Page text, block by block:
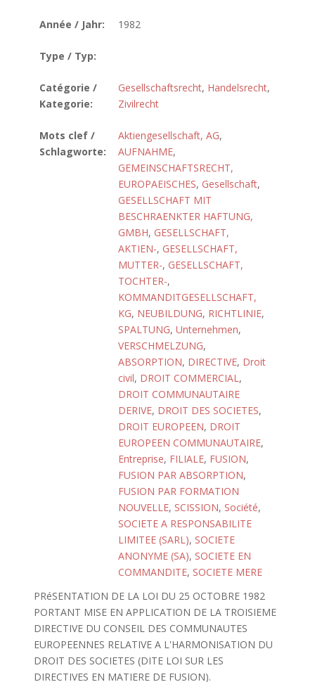
Année / Jahr: 1982
Type / Typ:
Catégorie /
Kategorie:
Gesellschaftsrecht, Handelsrecht,
Zivilrecht
Mots clef /
Schlagworte:
Aktiengesellschaft, AG,
AUFNAHME,
GEMEINSCHAFTSRECHT,
EUROPAEISCHES, Gesellschaft,
GESELLSCHAFT MIT
BESCHRAENKTER HAFTUNG,
GMBH, GESELLSCHAFT,
AKTIEN-, GESELLSCHAFT,
MUTTER-, GESELLSCHAFT,
TOCHTER-,
KOMMANDITGESELLSCHAFT,
KG, NEUBILDUNG, RICHTLINIE,
SPALTUNG, Unternehmen,
VERSCHMELZUNG,
ABSORPTION, DIRECTIVE, Droit
civil, DROIT COMMERCIAL,
DROIT COMMUNAUTAIRE
DERIVE, DROIT DES SOCIETES,
DROIT EUROPEEN, DROIT
EUROPEEN COMMUNAUTAIRE,
Entreprise, FILIALE, FUSION,
FUSION PAR ABSORPTION,
FUSION PAR FORMATION
NOUVELLE, SCISSION, Société,
SOCIETE A RESPONSABILITE
LIMITEE (SARL), SOCIETE
ANONYME (SA), SOCIETE EN
COMMANDITE, SOCIETE MERE
PRéSENTATION DE LA LOI DU 25 OCTOBRE 1982
PORTANT MISE EN APPLICATION DE LA TROISIEME
DIRECTIVE DU CONSEIL DES COMMUNAUTES
EUROPEENNES RELATIVE A L'HARMONISATION DU
DROIT DES SOCIETES (DITE LOI SUR LES
DIRECTIVES EN MATIERE DE FUSION).